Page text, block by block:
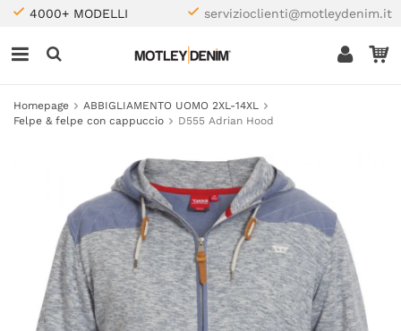
4000+ MODELLI servizioclienti@motleydenim.it
Homepage
ABBIGLIAMENTO UOMO 2XL-14XL
Felpe & felpe con cappuccio
D555 Adrian Hood